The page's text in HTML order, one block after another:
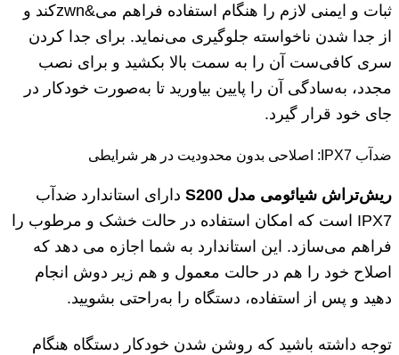
ثبات و ایمنی لازم را هنگام استفاده فراهم می&zwn‌کند و
از جدا شدن ناخواسته جلوگیری می‌نماید. برای جدا کردن
سری کافی‌ست آن را به سمت بالا بکشید و برای نصب
مجدد، به‌سادگی آن را پایین بیاورید تا به‌صورت خودکار در
جای خود قرار گیرد.
ضدآب IPX7: اصلاحی بدون محدودیت در هر شرایطی
ریش‌تراش شیائومی مدل S200
دارای استاندارد ضدآب
IPX7 است که امکان استفاده در حالت خشک و مرطوب را
فراهم می‌سازد. این استاندارد به شما اجازه می دهد که
اصلاح خود را هم در حالت معمول و هم زیر دوش انجام
دهید و پس از استفاده، دستگاه را به‌راحتی بشویید.
توجه داشته باشید که روشن شدن خودکار دستگاه هنگام